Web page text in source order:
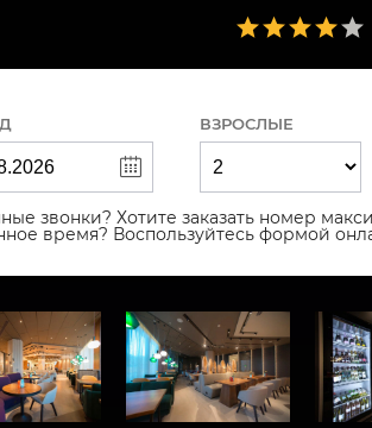
ВЗРОСЛЫЕ
звонки? Хотите заказать номер
время? Воспользуйтесь формой